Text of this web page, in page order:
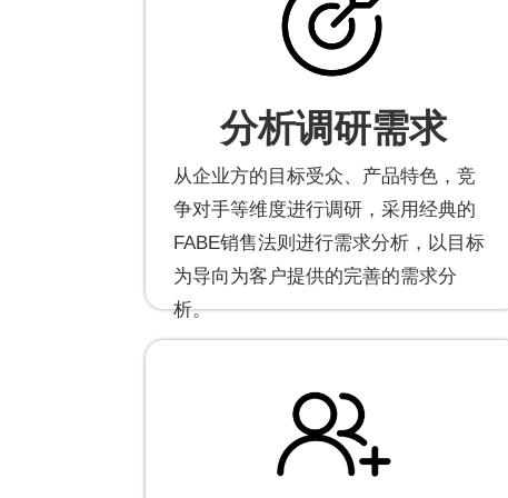
分析调研需求
从企业方的目标受众、产品特色，竞
争对手等维度进行调研，采用经典的
FABE销售法则进行需求分析，以目标
为导向为客户提供的完善的需求分
析。